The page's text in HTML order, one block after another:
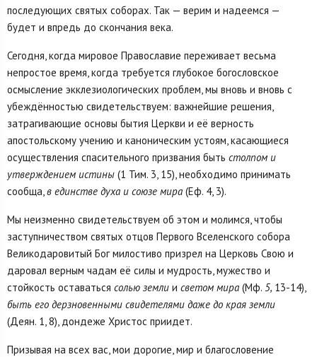
последующих святых соборах. Так — верим и надеемся —
будет и впредь до скончания века.
Сегодня, когда мировое Православие переживает весьма
непростое время, когда требуется глубокое богословское
осмысление экклезиологических проблем, мы вновь и вновь с
убеждённостью свидетельствуем: важнейшие решения,
затрагивающие основы бытия Церкви и её верность
апостольскому учению и каноническим устоям, касающиеся
осуществления спасительного призвания быть столпом и
утверждением истины (1 Тим. 3, 15), необходимо принимать
сообща, в единстве духа и союзе мира (Еф. 4, 3).
Мы неизменно свидетельствуем об этом и молимся, чтобы
заступничеством святых отцов Первого Вселенского собора
Великодаровитый Бог милостиво призрел на Церковь Свою и
даровал верным чадам её силы и мудрость, мужество и
стойкость оставаться солью земли и светом мира (Мф. 5, 13-14),
быть его дерзновенными свидетелями даже до края земли
(Деян. 1, 8), дондеже Христос приидет.
Призывая на всех вас, мои дорогие, мир и благословение